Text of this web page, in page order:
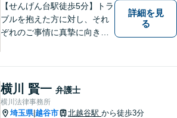
【せんげん台駅徒歩5分】トラ
ブルを抱えた方に対し、それ
ぞれのご事情に真摯に向き合
金、 労働、企業法務など、多
岐に渡る分野に精通していま
す。お困りごとはお気軽にご
詳細を見
る
横川 賢一 弁護士
横川法律事務所
埼玉県|越谷市 北越谷駅 から徒歩3分